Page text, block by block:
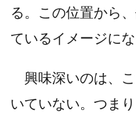
る。この位置から
ているイメージにな
興味深いのは、
いていない。つま